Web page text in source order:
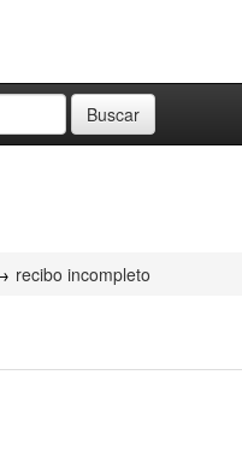
recibo incompleto